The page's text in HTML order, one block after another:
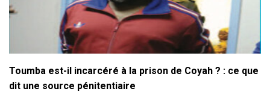
Toumba est-il incarcéré à la prison de Coyah ? : ce que
dit une source pénitentiaire